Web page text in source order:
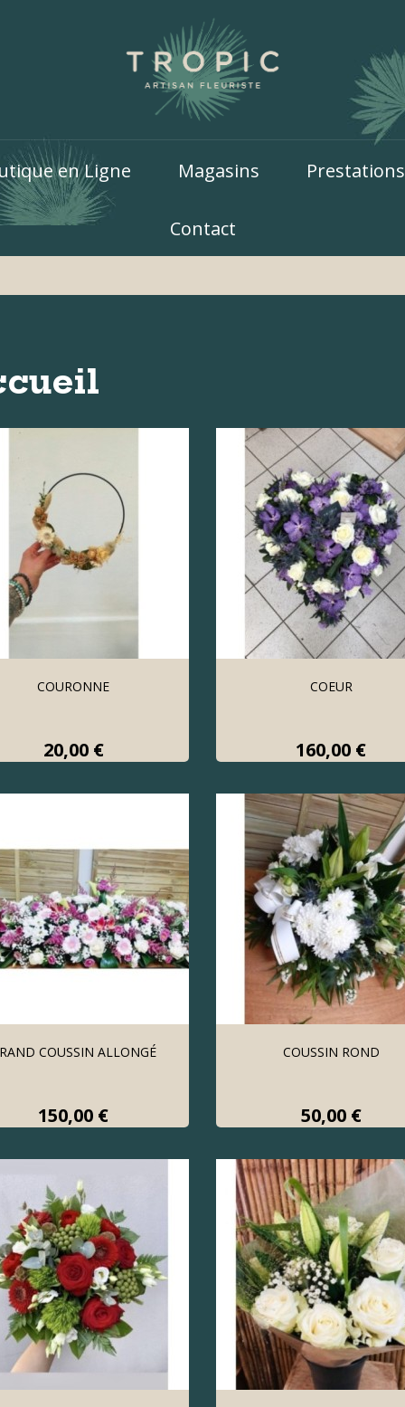
en Ligne Magasins Prestations
Contact
COURONNE
Prix
20,00 €
COEUR
Prix
160,00 €
COUSSIN ALLONGÉ
Prix
150,00 €
COUSSIN ROND
Prix
50,00 €